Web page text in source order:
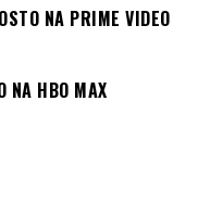
NA PRIME VIDEO
NA HBO MAX